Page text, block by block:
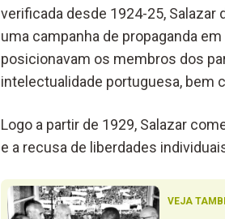
verificada desde 1924-25,
uma campanha de propaganda
posicionavam os membros dos
intelectualidade portuguesa, bem
Logo a partir de 1929, Salazar
e a recusa de liberdades
VEJA